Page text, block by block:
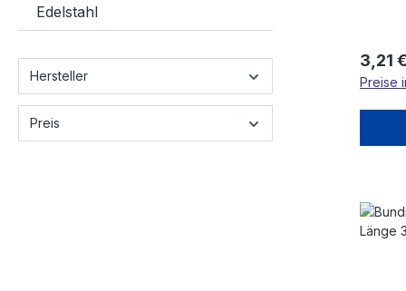
Edelstahl
Hersteller
Preis
3,21
Preise